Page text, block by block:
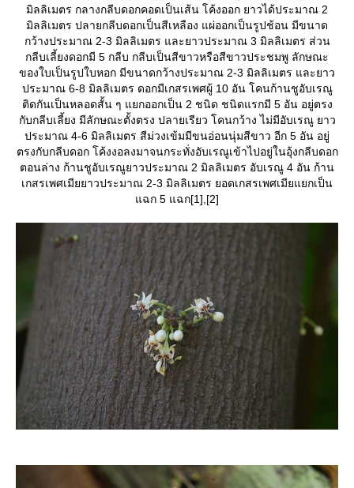
มิลลิเมตร กลางกลีบดอกคอดเป็นเส้น โค้งออก ยาวได้ประมาณ 2
มิลลิเมตร ปลายกลีบดอกเป็นสีเหลือง แผ่ออกเป็นรูปช้อน มีขนาด
กว้างประมาณ 2-3 มิลลิเมตร และยาวประมาณ 3 มิลลิเมตร ส่วน
กลีบเลี้ยงดอกมี 5 กลีบ กลีบเป็นสีขาวหรือสีขาวประชมพู ลักษณะ
ของใบเป็นรูปใบหอก มีขนาดกว้างประมาณ 2-3 มิลลิเมตร และยาว
ประมาณ 6-8 มิลลิเมตร ดอกมีเกสรเพศผู้ 10 อัน โคนก้านชูอับเรณู
ติดกันเป็นหลอดสั้น ๆ แยกออกเป็น 2 ชนิด ชนิดแรกมี 5 อัน อยู่ตรง
กับกลีบเลี้ยง มีลักษณะตั้งตรง ปลายเรียว โคนกว้าง ไม่มีอับเรณู ยาว
ประมาณ 4-6 มิลลิเมตร สีม่วงเข้มมีขนอ่อนนุ่มสีขาว อีก 5 อัน อยู่
ตรงกับกลีบดอก โค้งงอลงมาจนกระทั่งอับเรณูเข้าไปอยู่ในอุ้งกลีบดอก
ตอนล่าง ก้านชูอับเรณูยาวประมาณ 2 มิลลิเมตร อับเรณู 4 อัน ก้าน
เกสรเพศเมียยาวประมาณ 2-3 มิลลิเมตร ยอดเกสรเพศเมียแยกเป็น
ฉก 5 แฉก[1],[2]